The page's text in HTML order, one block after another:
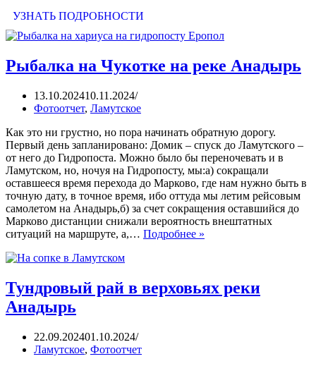
УЗНАТЬ ПОДРОБНОСТИ
Рыбалка на Чукотке на реке Анадырь
13.10.202410.11.2024
Фотоотчет, Ламутское
Как это ни грустно, но пора начинать обратную дорогу.
Первый день запланировано: Домик – спуск до Ламутского –
от него до Гидропоста. Можно было бы переночевать и в
Ламутском, но, ночуя на Гидропосту, мы:а) сокращали
оставшееся время перехода до Марково, где нам нужно быть в
точную дату, в точное время, ибо оттуда мы летим рейсовым
самолетом на Анадырь,б) за счет сокращения оставшийся до
Марково дистанции снижали вероятность внештатных
ситуаций на маршруте, а,… Подробнее »
Тундровый рай в верховьях реки
Анадырь
22.09.202401.10.2024
Ламутское, Фотоотчет